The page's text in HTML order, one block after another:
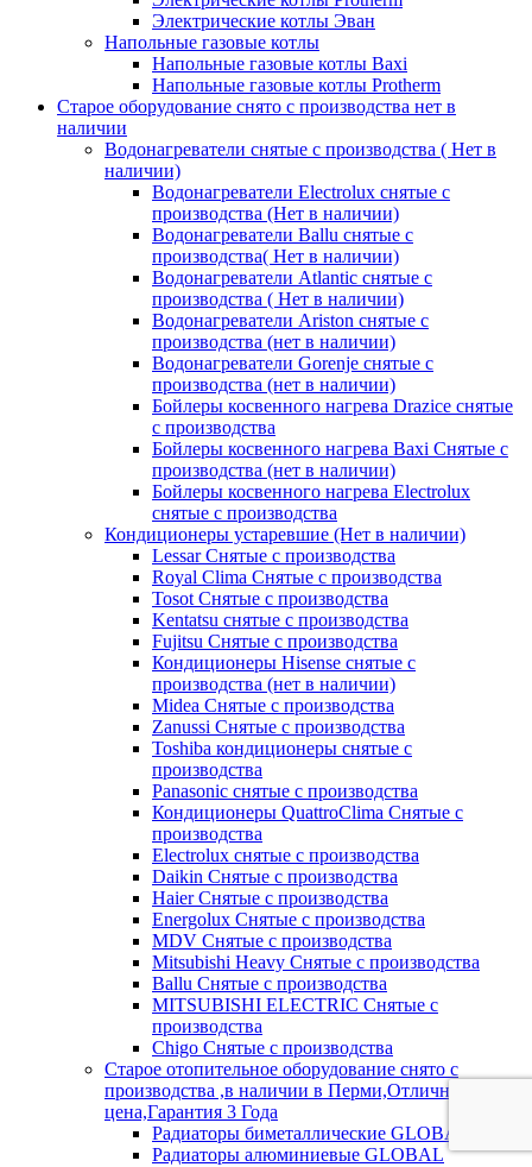
Электрические котлы Эван
Напольные газовые котлы
Напольные газовые котлы Baxi
Напольные газовые котлы Protherm
Старое оборудование снято с производства нет в
наличии
Водонагреватели снятые с производства ( Нет в
наличии)
Водонагреватели Electrolux снятые с
производства (Нет в наличии)
Водонагреватели Ballu снятые с
производства( Нет в наличии)
Водонагреватели Atlantic снятые с
производства ( Нет в наличии)
Водонагреватели Ariston снятые с
производства (нет в наличии)
Водонагреватели Gorenje снятые с
производства (нет в наличии)
Бойлеры косвенного нагрева Drazice снятые
с производства
Бойлеры косвенного нагрева Baxi Снятые с
производства (нет в наличии)
Бойлеры косвенного нагрева Electrolux
снятые с производства
Кондиционеры устаревшие (Нет в наличии)
Lessar Снятые с производства
Royal Clima Снятые с производства
Tosot Снятые с производства
Kentatsu снятые с производства
Fujitsu Снятые с производства
Кондиционеры Hisense снятые с
производства (нет в наличии)
Midea Снятые с производства
Zanussi Снятые с производства
Toshiba кондиционеры снятые с
производства
Panasonic снятые с производства
Кондиционеры QuattroClima Снятые с
производства
Electrolux снятые с производства
Daikin Снятые с производства
Haier Снятые с производства
Energolux Снятые с производства
MDV Снятые с производства
Mitsubishi Heavy Снятые с производства
Ballu Снятые с производства
MITSUBISHI ELECTRIC Снятые с
производства
Chigo Снятые с производства
Старое отопительное оборудование снято с
производства ,в наличии в Перми,Отличная
цена,Гарантия 3 Года
Радиаторы биметаллические GLOBAL
Радиаторы алюминиевые GLOBAL